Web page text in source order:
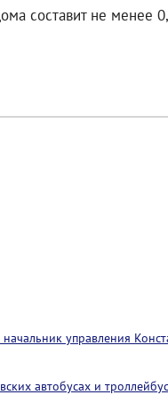
составит не менее
управления
автобусах и